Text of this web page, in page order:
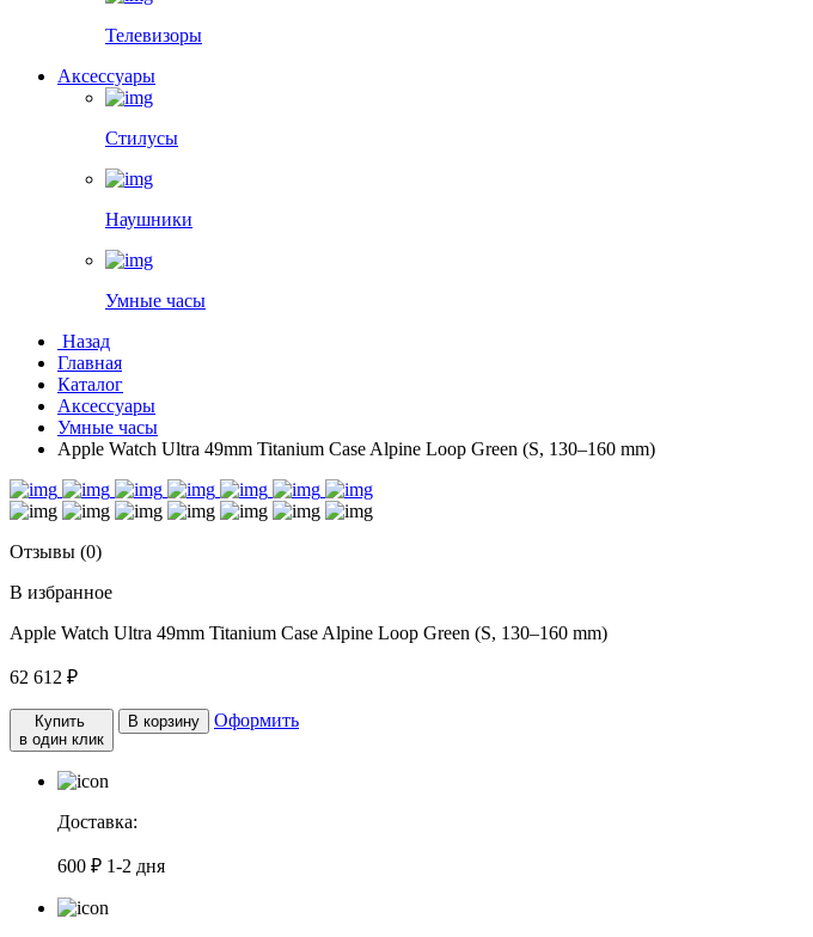
Телевизоры
Аксессуары
Стилусы
Наушники
Умные часы
Назад
Главная
Каталог
Аксессуары
Умные часы
Apple Watch Ultra 49mm Titanium Case Alpine Loop Green (S, 130–160 mm)
Отзывы (0)
В избранное
Apple Watch Ultra 49mm Titanium Case Alpine Loop Green (S, 130–160 mm)
62 612 ₽
Купить
в один клик
В корзину Оформить
Доставка:
600 ₽ 1-2 дня